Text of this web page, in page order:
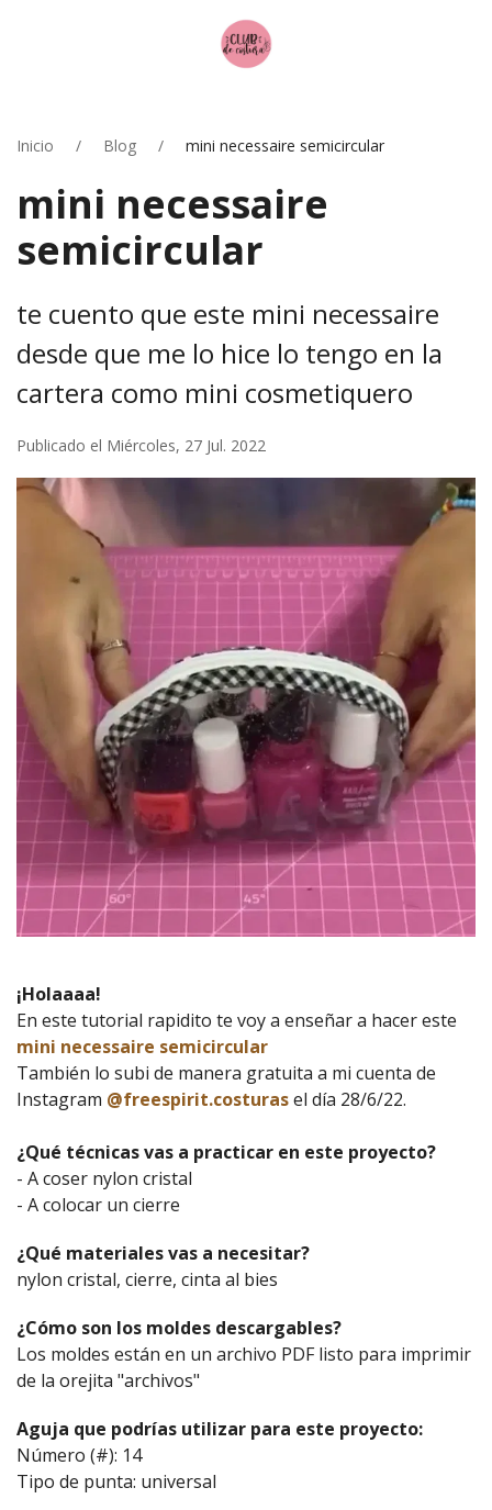
Inicio Blog mini necessaire semicircular
mini necessaire
semicircular
te cuento que este mini necessaire
desde que me lo hice lo tengo en la
cartera como mini cosmetiquero
Publicado el Miércoles, 27 Jul. 2022
¡Holaaaa!
En este tutorial rapidito te voy a enseñar a hacer este
mini necessaire semicircular
También lo subi de manera gratuita a mi cuenta de
Instagram @freespirit.costurasel día 28/6/22.
¿Qué técnicas vas a practicar en este proyecto?
- A coser nylon cristal
- A colocar un cierre
¿Qué materiales vas a necesitar?
nylon cristal, cierre, cinta al bies
¿Cómo son los moldes descargables?
Los moldes están en un archivo PDF listo para imprimir
de la orejita "archivos"
Aguja que podrías utilizar para este proyecto:
Número (#): 14
Tipo de punta: universal